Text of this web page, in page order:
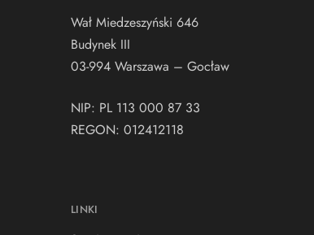
Wał Miedzeszyński 646
Budynek III
03-994 Warszawa – Gocław
NIP: PL 113 000 87 33
REGON: 012412118
LINKI